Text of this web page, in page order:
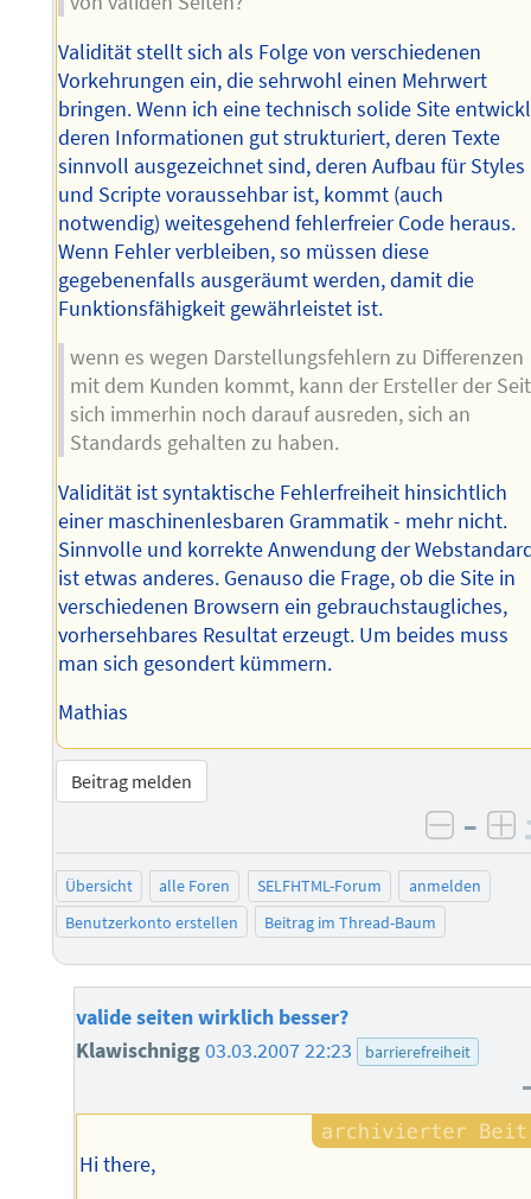
Validität stellt sich als Folge von verschiedenen
Vorkehrungen ein, die sehrwohl einen Mehrwert
bringen. Wenn ich eine technisch solide Site
deren Informationen gut strukturiert, deren Texte
sinnvoll ausgezeichnet sind, deren Aufbau für Styles
und Scripte voraussehbar ist, kommt (auch
notwendig) weitesgehend fehlerfreier Code heraus.
Wenn Fehler verbleiben, so müssen diese
gegebenenfalls ausgeräumt werden, damit die
Funktionsfähigkeit gewährleistet ist.
wenn es wegen Darstellungsfehlern zu Differenzen
mit dem Kunden kommt, kann der Ersteller der
sich immerhin noch darauf ausreden, sich an
Standards gehalten zu haben.
Validität ist syntaktische Fehlerfreiheit hinsichtlich
einer maschinenlesbaren Grammatik - mehr nicht.
Sinnvolle und korrekte Anwendung der
ist etwas anderes. Genauso die Frage, ob die Site in
verschiedenen Browsern ein gebrauchstaugliches,
vorhersehbares Resultat erzeugt. Um beides muss
man sich gesondert kümmern.
Mathias
Beitrag melden
–
Übersicht alle Foren SELFHTML-Forum
anmelden
Benutzerkonto erstellen
Beitrag im Thread-Baum
valide seiten wirklich besser?
Klawischnigg03.03.2007 22:23 barrierefreiheit
Hi there,